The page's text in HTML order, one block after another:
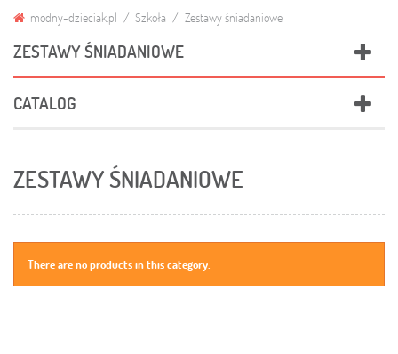
modny-dzieciak.pl Szkoła Zestawy śniadaniowe
ZESTAWY ŚNIADANIOWE
CATALOG
ZESTAWY ŚNIADANIOWE
There are no products in this category.